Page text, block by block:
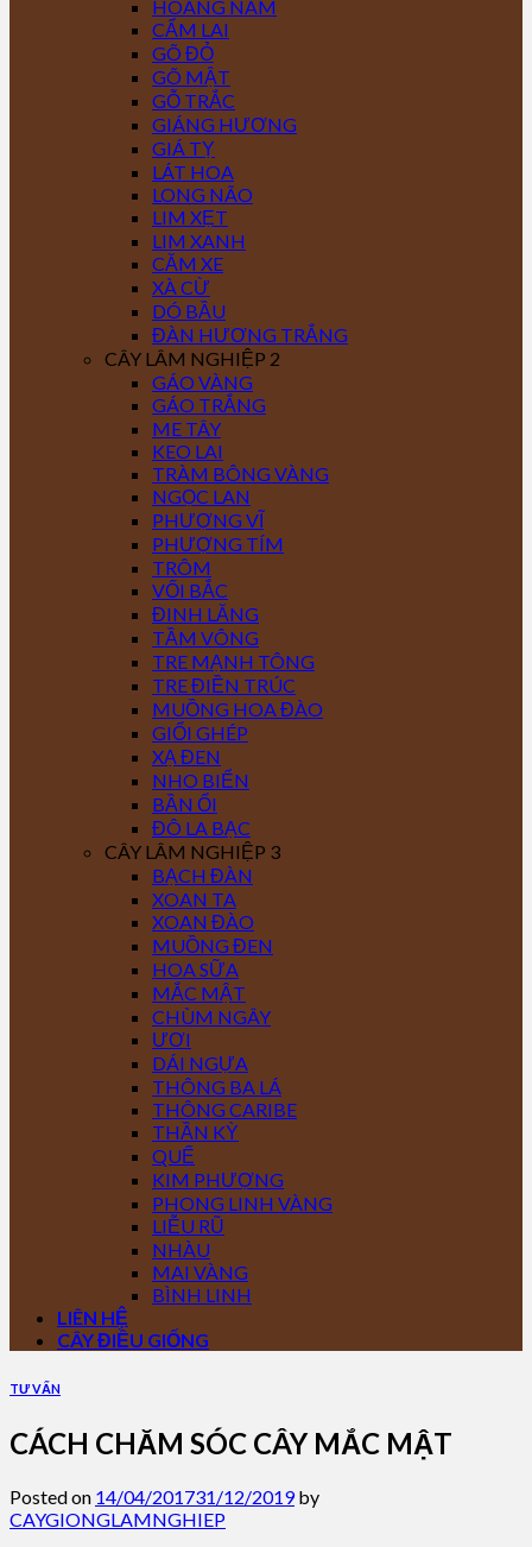
HOÀNG NAM
CẨM LAI
GÕ ĐỎ
GÕ MẬT
GỖ TRẮC
GIÁNG HƯƠNG
GIÁ TỴ
LÁT HOA
LONG NÃO
LIM XẸT
LIM XANH
CĂM XE
XÀ CỪ
DÓ BẦU
ĐÀN HƯƠNG TRẮNG
CÂY LÂM NGHIỆP 2
GÁO VÀNG
GÁO TRẮNG
ME TÂY
KEO LAI
TRÀM BÔNG VÀNG
NGỌC LAN
PHƯỢNG VĨ
PHƯỢNG TÍM
TRÔM
VỐI BẮC
ĐINH LĂNG
TẦM VÔNG
TRE MẠNH TÔNG
TRE ĐIỀN TRÚC
MUỒNG HOA ĐÀO
GIỔI GHÉP
XẠ ĐEN
NHO BIỂN
BẦN ỔI
ĐÔ LA BẠC
CÂY LÂM NGHIỆP 3
BẠCH ĐÀN
XOAN TA
XOAN ĐÀO
MUỒNG ĐEN
HOA SỮA
MẮC MẬT
CHÙM NGÂY
ƯƠI
DÁI NGỰA
THÔNG BA LÁ
THÔNG CARIBE
THẦN KỲ
QUẾ
KIM PHƯỢNG
PHONG LINH VÀNG
LIỄU RŨ
NHÀU
MAI VÀNG
BÌNH LINH
LIÊN HỆ
CÂY ĐIỀU GIỐNG
TƯ VẤN
CÁCH CHĂM SÓC CÂY MẮC MẬT
Posted on 14/04/201731/12/2019by
CAYGIONGLAMNGHIEP